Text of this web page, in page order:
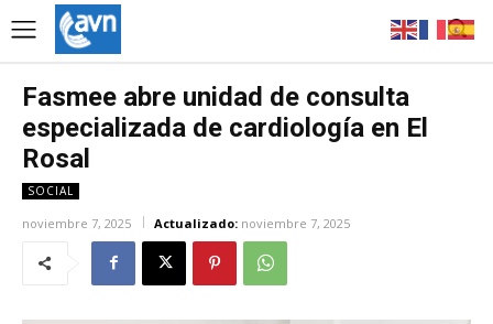
Fasmee abre unidad de consulta
especializada de cardiología en El
Rosal
SOCIAL
noviembre 7, 2025 Actualizado: noviembre 7, 2025